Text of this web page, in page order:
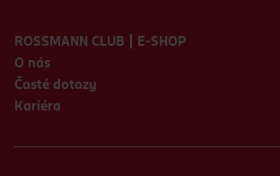
ROSSMANN CLUB | E-SHOP
O nás
Časté dotazy
Kariéra